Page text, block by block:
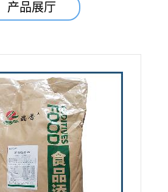
产品展厅